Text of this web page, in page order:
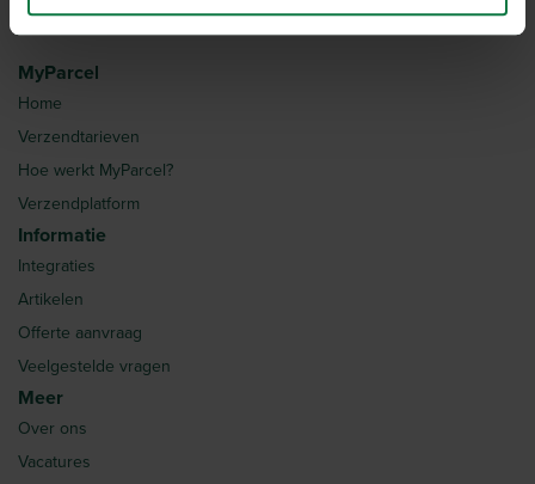
MyParcel
Home
Verzendtarieven
Hoe werkt MyParcel?
Verzendplatform
Informatie
Integraties
Artikelen
Offerte aanvraag
Veelgestelde vragen
Meer
Over ons
Vacatures